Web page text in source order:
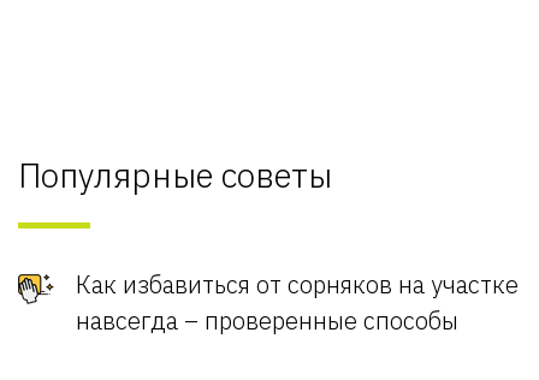
Популярные советы
Как избавиться от сорняков на участке
навсегда – проверенные способы